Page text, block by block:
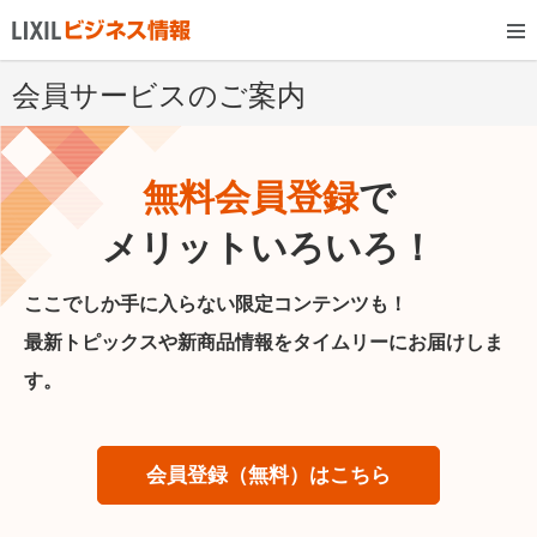
会員サービスのご案内
無料会員登録で
メリットいろいろ！
ここでしか手に入らない限定コンテンツも！
最新トピックスや新商品情報をタイムリーにお届けしま
す。
会員登録（無料）はこちら